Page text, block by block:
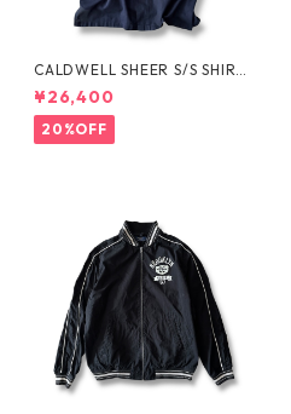
CALDWELL SHEER S/S SHIRT
by Polo Ralph Lauren
¥26,400
20%OFF